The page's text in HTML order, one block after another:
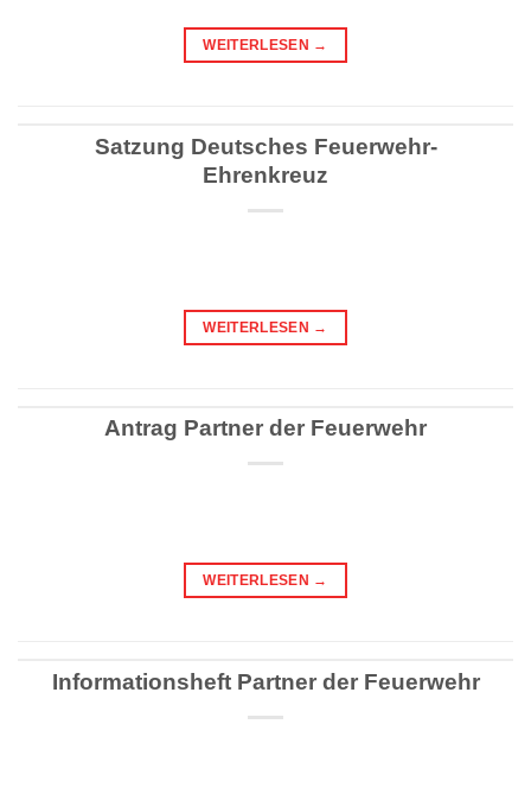
WEITERLESEN →
Satzung Deutsches Feuerwehr-
Ehrenkreuz
WEITERLESEN →
Antrag Partner der Feuerwehr
WEITERLESEN →
Informationsheft Partner der Feuerwehr